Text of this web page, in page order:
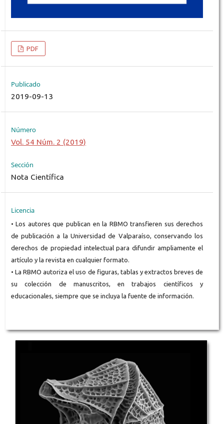
PDF
Publicado
2019-09-13
Número
Vol. 54 Núm. 2 (2019)
Sección
Nota Científica
Licencia
• Los autores que publican en la RBMO transfieren sus derechos
de publicación a la Universidad de Valparaíso, conservando los
derechos de propiedad intelectual para difundir ampliamente el
artículo y la revista en cualquier formato.
• La RBMO autoriza el uso de figuras, tablas y extractos breves de
su colección de manuscritos, en trabajos científicos y
educacionales, siempre que se incluya la fuente de información.